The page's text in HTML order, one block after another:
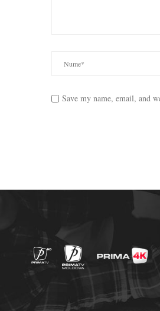
Save my name, email, and